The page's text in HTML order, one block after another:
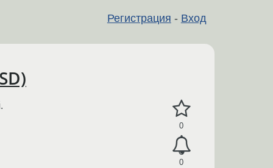
Регистрация - Вход
0
0